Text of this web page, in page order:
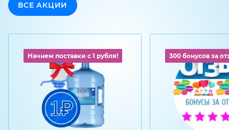
ВСЕ АКЦИИ
Начнем поставки с 1 рубля! 300 бонусов за